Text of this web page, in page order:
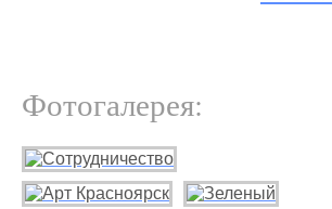
Фотогалерея: